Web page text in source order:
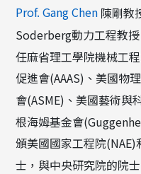
Prof. Gang Chen 陳剛教
Soderberg動力工程教
任麻省理工學院機械工
促進會(AAAS)、美國物
會(ASME)、美國藝術與
根海姆基金會
頒美國國家工程院
士，與中央研究院的院士